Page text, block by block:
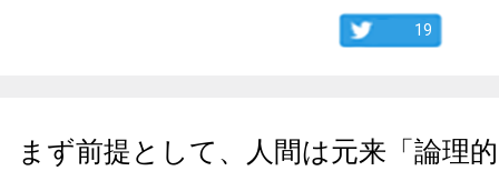
19
まず前提として、人間は元来「論理